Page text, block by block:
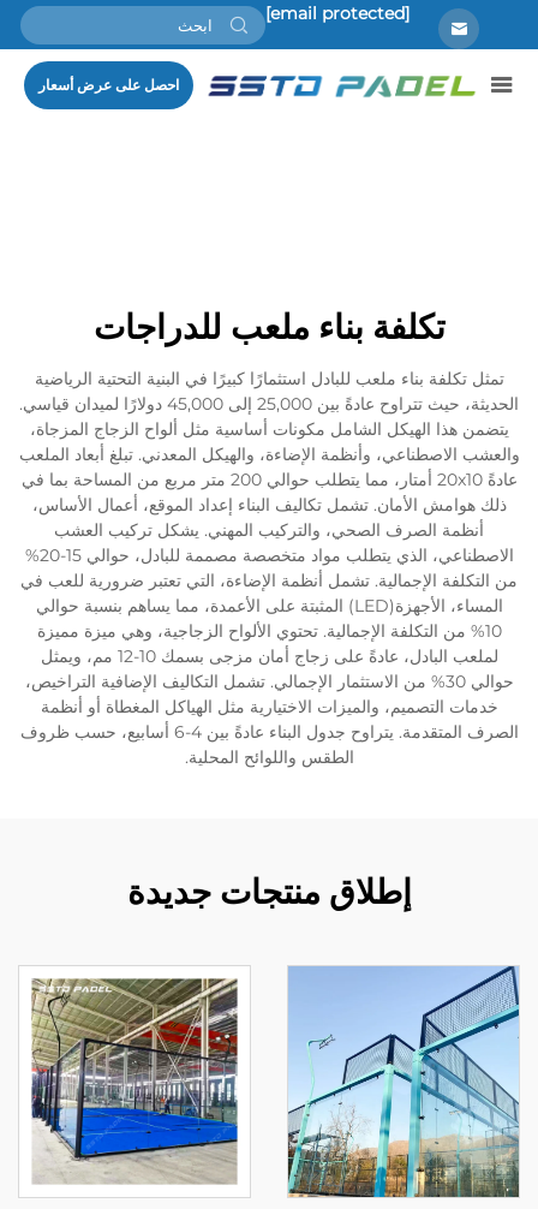
[email protected]
احصل على عرض أسعار
تكلفة بناء ملعب للدراجات
تمثل تكلفة بناء ملعب للبادل استثمارًا كبيرًا في البنية التحتية الرياضية
الحديثة، حيث تتراوح عادةً بين 25,000 إلى 45,000 دولارًا لميدان قياسي.
يتضمن هذا الهيكل الشامل مكونات أساسية مثل ألواح الزجاج المزجاة،
والعشب الاصطناعي، وأنظمة الإضاءة، والهيكل المعدني. تبلغ أبعاد الملعب
عادةً 20x10 أمتار، مما يتطلب حوالي 200 متر مربع من المساحة بما في
ذلك هوامش الأمان. تشمل تكاليف البناء إعداد الموقع، أعمال الأساس،
أنظمة الصرف الصحي، والتركيب المهني. يشكل تركيب العشب
الاصطناعي، الذي يتطلب مواد متخصصة مصممة للبادل، حوالي 15-20%
من التكلفة الإجمالية. تشمل أنظمة الإضاءة، التي تعتبر ضرورية للعب في
المساء، الأجهزة(LED) المثبتة على الأعمدة، مما يساهم بنسبة حوالي
10% من التكلفة الإجمالية. تحتوي الألواح الزجاجية، وهي ميزة مميزة
لملعب البادل، عادةً على زجاج أمان مزجى بسمك 10-12 مم، ويمثل
حوالي 30% من الاستثمار الإجمالي. تشمل التكاليف الإضافية التراخيص،
خدمات التصميم، والميزات الاختيارية مثل الهياكل المغطاة أو أنظمة
الصرف المتقدمة. يتراوح جدول البناء عادةً بين 4-6 أسابيع، حسب ظروف
الطقس واللوائح المحلية.
إطلاق منتجات جديدة